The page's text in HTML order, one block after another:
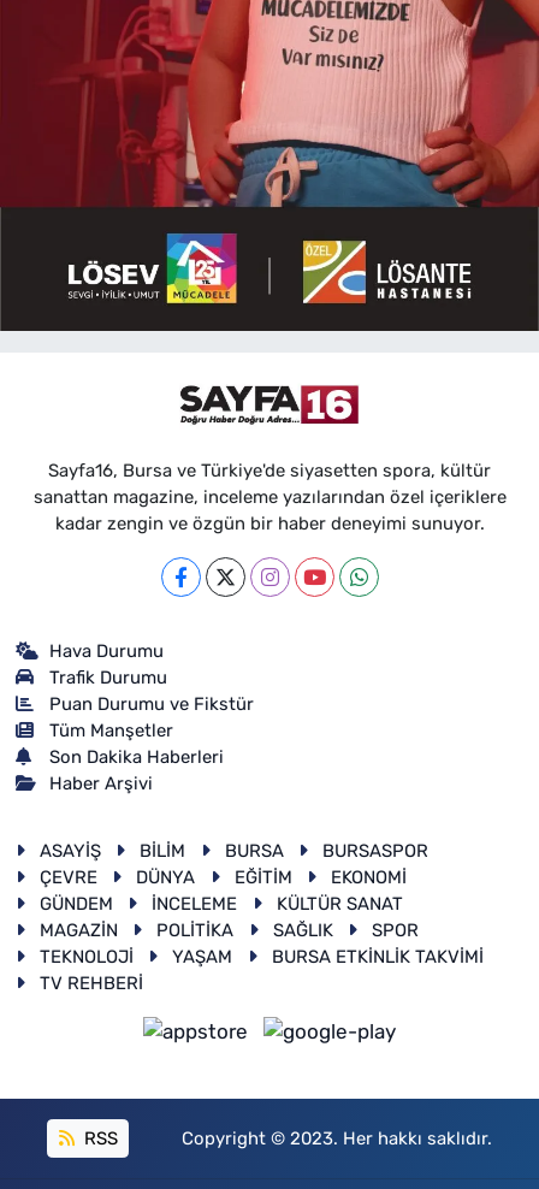
Sayfa16, Bursa ve Türkiye'de siyasetten spora, kültür
sanattan magazine, inceleme yazılarından özel içeriklere
kadar zengin ve özgün bir haber deneyimi sunuyor.
Hava Durumu
Trafik Durumu
Puan Durumu ve Fikstür
Tüm Manşetler
Son Dakika Haberleri
Haber Arşivi
ASAYİŞ BİLİM BURSA
BURSASPOR
ÇEVRE
DÜNYA EĞİTİM
EKONOMİ
GÜNDEM
İNCELEME
KÜLTÜR SANAT
MAGAZİN
POLİTİKA SAĞLIK
SPOR
TEKNOLOJİ
YAŞAM
BURSA ETKİNLİK TAKVİMİ
TV REHBERİ
RSS Copyright © 2023. Her hakkı saklıdır.